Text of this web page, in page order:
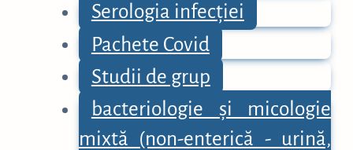
Serologia infecției
Pachete Covid
Studii de grup
bacteriologie și micologie
mixtă (non-enterică - urină,